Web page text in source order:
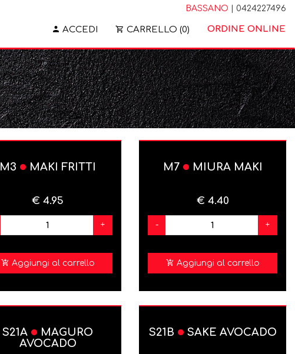
ACCEDI CARRELLO (0) ORDINE ONLINE
BASSANO | 0424227496
M3 MAKI FRITTI
€ 4.95
+
Aggiungi al carrello
M7 MIURA MAKI
€ 4.40
- +
Aggiungi al carrello
S21A
MAGURO
AVOCADO
S21B SAKE AVOCADO